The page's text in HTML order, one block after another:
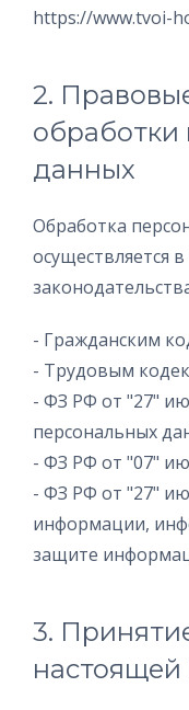
https://www.tvoi-
2.
обработки
данных
Обработка
осуществляется
- Гражданским
- Трудовым
- ФЗ РФ от "27"
персональных
- ФЗ РФ от "07"
- ФЗ РФ от "27"
информации,
защите
3.